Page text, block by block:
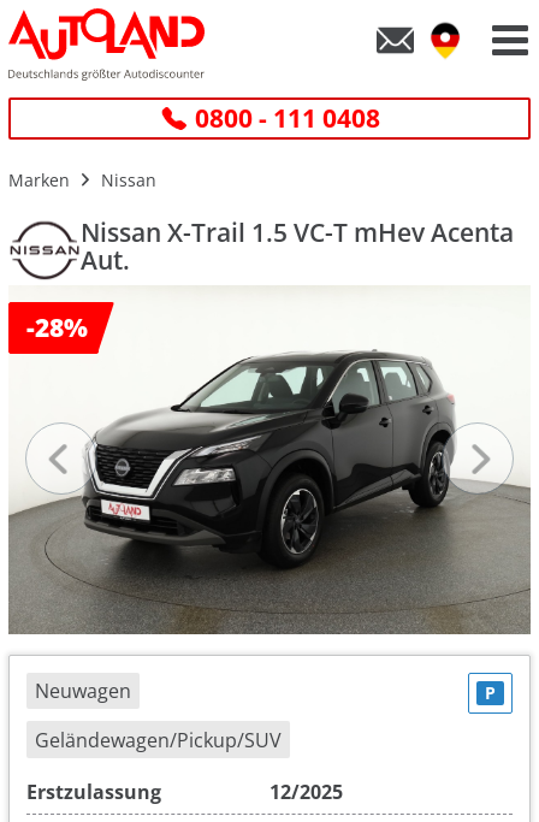
0800 - 111 0408
Marken Nissan
Nissan X-Trail 1.5 VC-T mHev Acenta
Aut.
-28%
Neuwagen
Geländewagen/Pickup/SUV
P
Erstzulassung
12/2025